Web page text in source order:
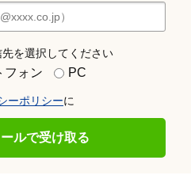
を選択してください
フォン PC
ーポリシーに
ルで受け取る